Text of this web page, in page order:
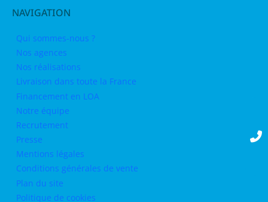
NAVIGATION
Qui sommes-nous ?
Nos agences
Nos réalisations
Livraison dans toute la France
Financement en LOA
Notre équipe
Recrutement
Presse
Mentions légales
Conditions générales de vente
Plan du site
Politique de cookies